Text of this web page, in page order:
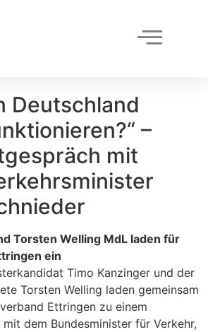
Deutschland
–
mit
Torsten Welling MdL laden für
ein
Timo Kanzinger und der
Torsten Welling laden gemeinsam
Ettringen zu einem
dem Bundesminister für Verkehr,